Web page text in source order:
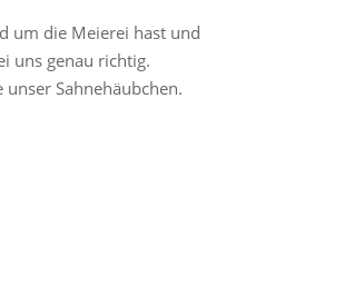
um die Meierei hast und
uns genau richtig.
Sahnehäubchen.